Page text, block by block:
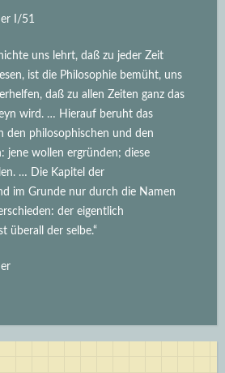
I/51
uns lehrt, daß zu jeder Zeit
ist die Philosophie bemüht, uns
daß zu allen Zeiten ganz das
wird. … Hierauf beruht das
den philosophischen und den
jene wollen ergründen; diese
… Die Kapitel der
im Grunde nur durch die Namen
der eigentlich
überall der selbe.“